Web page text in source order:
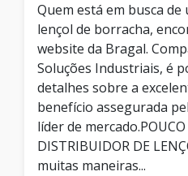
Quem está em busca
lençol de borracha,
website da Bragal.
Soluções Industriais, é
detalhes sobre a
benefício assegurada
líder de mercado.POUCO
DISTRIBUIDOR DE
muitas maneiras...